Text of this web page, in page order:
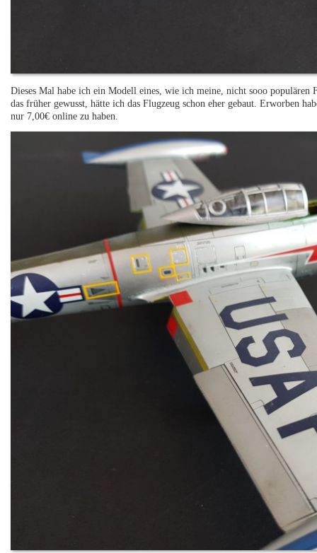
Dieses Mal habe ich ein Modell eines, wie ich meine, nicht sooo
das früher gewusst, hätte ich das Flugzeug schon eher gebaut. Erworben
nur 7,00€ online zu haben.